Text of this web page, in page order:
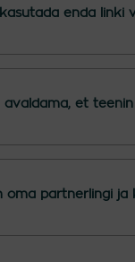
enda linki
avaldama, et
oma partnerlingi ja